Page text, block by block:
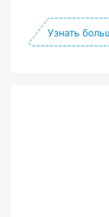
Узнать